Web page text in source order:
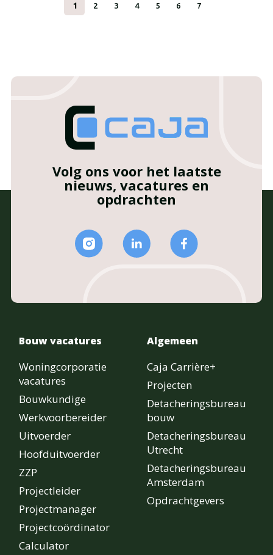
1 2 3 4 5 6 7
Volg ons voor het laatste
nieuws, vacatures en
opdrachten
Bouw vacatures
Woningcorporatie
vacatures
Bouwkundige
Werkvoorbereider
Uitvoerder
Hoofduitvoerder
ZZP
Projectleider
Projectmanager
Projectcoördinator
Calculator
Algemeen
Caja Carrière+
Projecten
Detacheringsbureau
bouw
Detacheringsbureau
Utrecht
Detacheringsbureau
Amsterdam
Opdrachtgevers